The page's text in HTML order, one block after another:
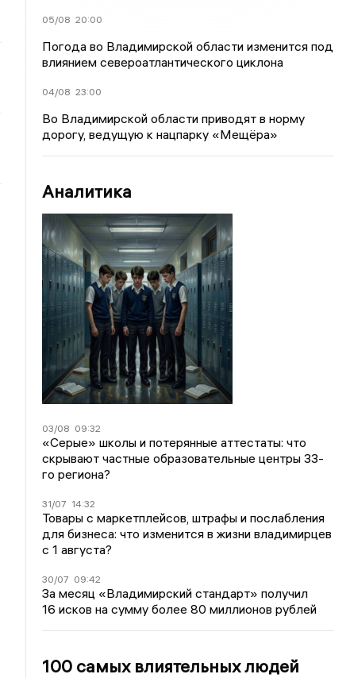
05/08 20:00
Погода во Владимирской области изменится под
влиянием североатлантического циклона
04/08 23:00
Во Владимирской области приводят в норму
дорогу, ведущую к нацпарку «Мещёра»
Аналитика
03/08 09:32
«Серые» школы и потерянные аттестаты: что
скрывают частные образовательные центры 33-
го региона?
31/07 14:32
Товары с маркетплейсов, штрафы и послабления
для бизнеса: что изменится в жизни владимирцев
с 1 августа?
30/07 09:42
За месяц «Владимирский стандарт» получил
16 исков на сумму более 80 миллионов рублей
100 самых влиятельных людей